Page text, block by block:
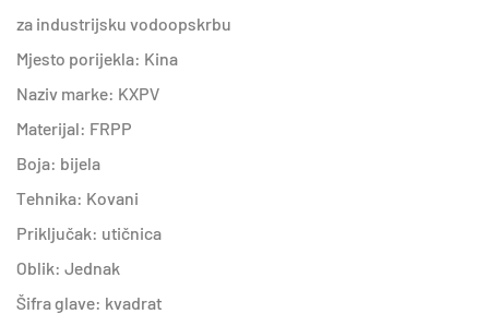
za industrijsku vodoopskrbu
Mjesto porijekla: Kina
Naziv marke: KXPV
Materijal: FRPP
Boja: bijela
Tehnika: Kovani
Priključak: utičnica
Oblik: Jednak
Šifra glave: kvadrat